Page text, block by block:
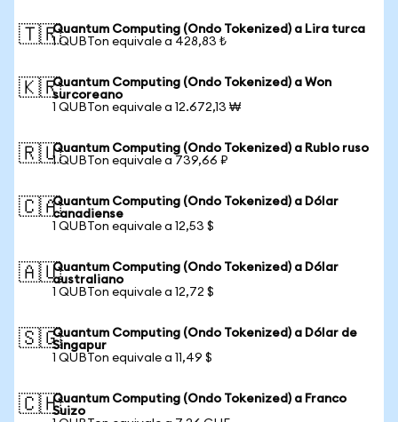
🇹🇷Quantum Computing (Ondo Tokenized) a Lira turca
1 QUBTon equivale a 428,83 ₺
🇰🇷Quantum Computing (Ondo Tokenized) a Won
surcoreano
1 QUBTon equivale a 12.672,13 ₩
🇷🇺Quantum Computing (Ondo Tokenized) a Rublo ruso
1 QUBTon equivale a 739,66 ₽
🇨🇦Quantum Computing (Ondo Tokenized) a Dólar
canadiense
1 QUBTon equivale a 12,53 $
🇦🇺Quantum Computing (Ondo Tokenized) a Dólar
australiano
1 QUBTon equivale a 12,72 $
🇸🇬Quantum Computing (Ondo Tokenized) a Dólar de
Singapur
1 QUBTon equivale a 11,49 $
🇨🇭Quantum Computing (Ondo Tokenized) a Franco
Suizo